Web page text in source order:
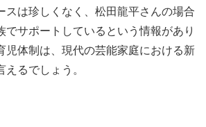
スは珍しくなく、松田龍平さんの場合
でサポートしているという情報があり
児体制は、現代の芸能家庭における新
えるでしょう。